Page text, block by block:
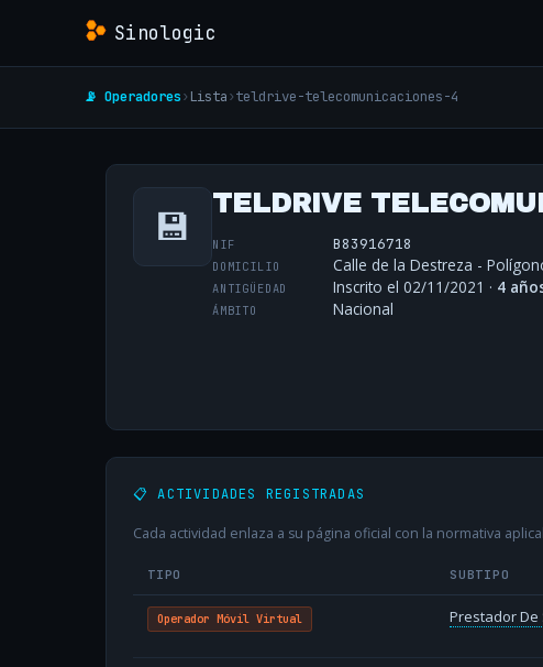
Sinologic
📡 Operadores› Lista›teldrive-telecomunicaciones-4
💾 TELDRIVE
NIF B83916718
DOMICILIO Calle de la Destreza -
ANTIGÜEDAD Inscrito el 02/11/2021 · 4
ÁMBITO Nacional
📋 ACTIVIDADES REGISTRADAS
Cada actividad enlaza a su página oficial con la normativa
TIPO SUBTIPO
Operador Móvil Virtual Prestador De